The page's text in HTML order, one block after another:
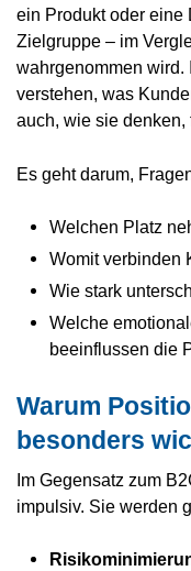
ein Produkt oder eine
Zielgruppe – im
wahrgenommen wird.
verstehen, was
auch, wie sie
Es geht darum,
Welchen Platz
Womit verbinden
Wie stark
Welche
beeinflussen die
Warum
besonders
Im Gegensatz zum
impulsiv. Sie werden